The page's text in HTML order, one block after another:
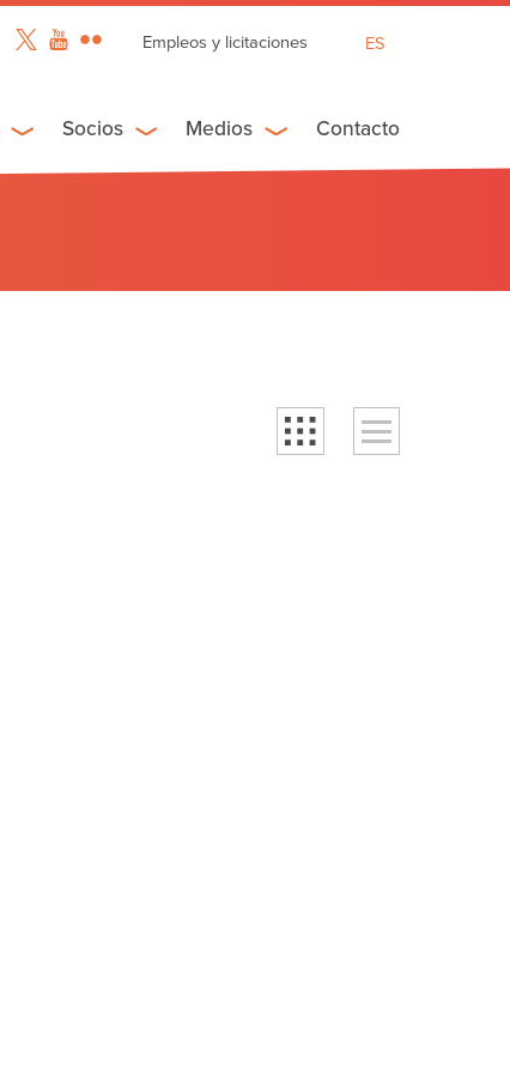
Empleos y licitaciones
FR
ES
Socios Medios Contacto